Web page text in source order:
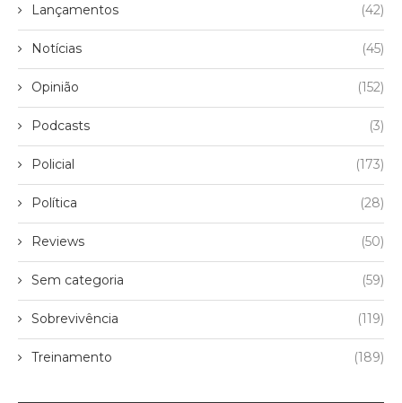
Lançamentos (42)
Notícias (45)
Opinião (152)
Podcasts (3)
Policial (173)
Política (28)
Reviews (50)
Sem categoria (59)
Sobrevivência (119)
Treinamento (189)